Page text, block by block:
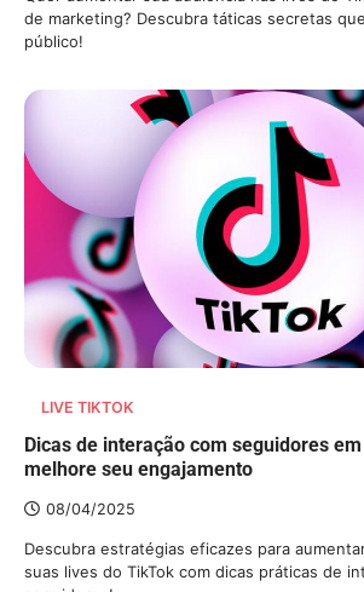
de marketing? Descubra táticas secretas
público!
LIVE TIKTOK
Dicas de interação com seguidores
melhore seu engajamento
08/04/2025
Descubra estratégias eficazes para
suas lives do TikTok com dicas práticas de